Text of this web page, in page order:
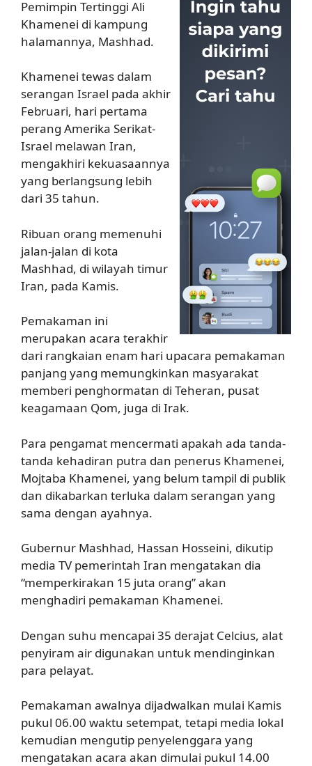
Pemimpin Tertinggi Ali
Khamenei di kampung
halamannya, Mashhad.
Khamenei tewas dalam
serangan Israel pada akhir
Februari, hari pertama
perang Amerika Serikat-
Israel melawan Iran,
mengakhiri kekuasaannya
yang berlangsung lebih
dari 35 tahun.
Ribuan orang memenuhi
jalan-jalan di kota
Mashhad, di wilayah timur
Iran, pada Kamis.
Pemakaman ini
merupakan acara terakhir
dari rangkaian enam hari upacara pemakaman
panjang yang memungkinkan masyarakat
memberi penghormatan di Teheran, pusat
keagamaan Qom, juga di Irak.
Para pengamat mencermati apakah ada tanda-
tanda kehadiran putra dan penerus Khamenei,
Mojtaba Khamenei, yang belum tampil di publik
dan dikabarkan terluka dalam serangan yang
sama dengan ayahnya.
Gubernur Mashhad, Hassan Hosseini, dikutip
media TV pemerintah Iran mengatakan dia
“memperkirakan 15 juta orang” akan
menghadiri pemakaman Khamenei.
Dengan suhu mencapai 35 derajat Celcius, alat
penyiram air digunakan untuk mendinginkan
para pelayat.
Pemakaman awalnya dijadwalkan mulai Kamis
pukul 06.00 waktu setempat, tetapi media lokal
kemudian mengutip penyelenggara yang
mengatakan acara akan dimulai pukul 14.00